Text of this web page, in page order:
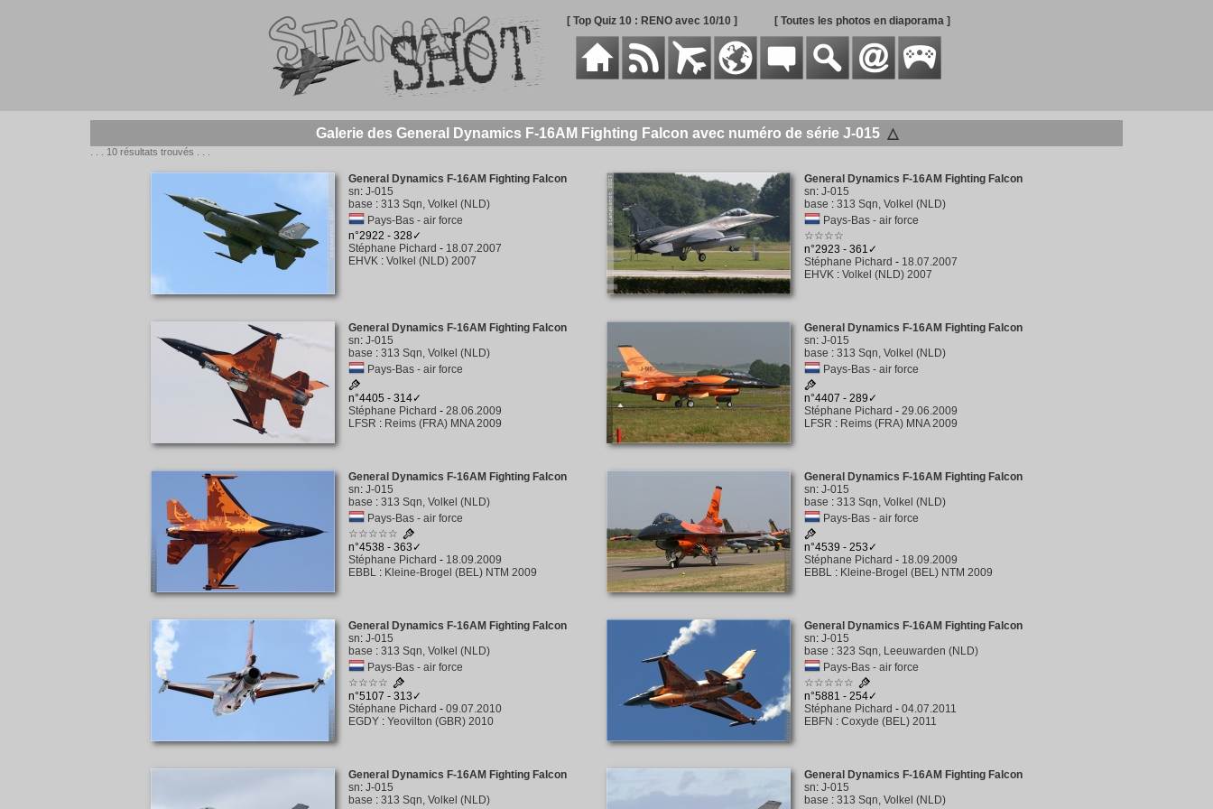
[ Top Quiz 10 : RENO avec 10/10 ] [ Toutes les photos en diaporama ]
Galerie des General Dynamics F-16AM Fighting Falcon avec numéro de série J-015△
. . . 10 résultats trouvés . . .
General Dynamics F-16AM Fighting Falcon
sn: J-015
base : 313 Sqn, Volkel (NLD)
Pays-Bas - air force
n°2922 - 328✓
Stéphane Pichard - 18.07.2007
EHVK : Volkel (NLD) 2007
General Dynamics F-16AM Fighting Falcon
sn: J-015
base : 313 Sqn, Volkel (NLD)
Pays-Bas - air force
☆☆☆☆
n°2923 - 361✓
Stéphane Pichard - 18.07.2007
EHVK : Volkel (NLD) 2007
General Dynamics F-16AM Fighting Falcon
sn: J-015
base : 313 Sqn, Volkel (NLD)
Pays-Bas - air force
n°4405 - 314✓
Stéphane Pichard - 28.06.2009
LFSR : Reims (FRA) MNA 2009
General Dynamics F-16AM Fighting Falcon
sn: J-015
base : 313 Sqn, Volkel (NLD)
Pays-Bas - air force
n°4407 - 289✓
Stéphane Pichard - 29.06.2009
LFSR : Reims (FRA) MNA 2009
General Dynamics F-16AM Fighting Falcon
sn: J-015
base : 313 Sqn, Volkel (NLD)
Pays-Bas - air force
☆☆☆☆☆
n°4538 - 363✓
Stéphane Pichard - 18.09.2009
EBBL : Kleine-Brogel (BEL) NTM 2009
General Dynamics F-16AM Fighting Falcon
sn: J-015
base : 313 Sqn, Volkel (NLD)
Pays-Bas - air force
n°4539 - 253✓
Stéphane Pichard - 18.09.2009
EBBL : Kleine-Brogel (BEL) NTM 2009
General Dynamics F-16AM Fighting Falcon
sn: J-015
base : 313 Sqn, Volkel (NLD)
Pays-Bas - air force
☆☆☆☆
n°5107 - 313✓
Stéphane Pichard - 09.07.2010
EGDY : Yeovilton (GBR) 2010
General Dynamics F-16AM Fighting Falcon
sn: J-015
base : 323 Sqn, Leeuwarden (NLD)
Pays-Bas - air force
☆☆☆☆☆
n°5881 - 254✓
Stéphane Pichard - 04.07.2011
EBFN : Coxyde (BEL) 2011
General Dynamics F-16AM Fighting Falcon
sn: J-015
base : 313 Sqn, Volkel (NLD)
General Dynamics F-16AM Fighting Falcon
sn: J-015
base : 313 Sqn, Volkel (NLD)